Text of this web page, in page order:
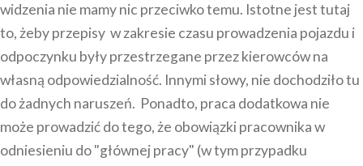
widzenia nie mamy nic przeciwko temu. Istotne jest tutaj
to, żeby przepisy w zakresie czasu prowadzenia pojazdu i
odpoczynku były przestrzegane przez kierowców na
własną odpowiedzialność. Innymi słowy, nie dochodziło tu
do żadnych naruszeń. Ponadto, praca dodatkowa nie
może prowadzić do tego, że obowiązki pracownika w
odniesieniu do "głównej pracy" (w tym przypadku